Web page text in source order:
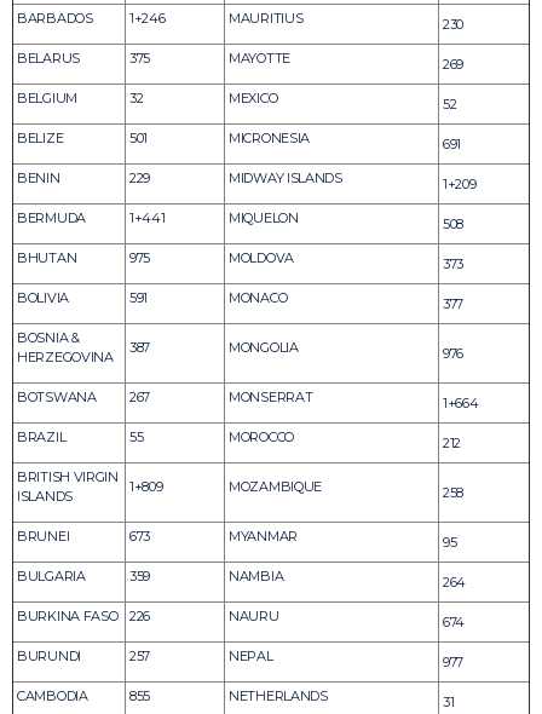
BARBADOS
1+246 MAURITIUS
230
BELARUS
375 MAYOTTE
269
BELGIUM
32 MEXICO
52
BELIZE
501 MICRONESIA
691
BENIN
229 MIDWAY ISLANDS
1+209
BERMUDA
1+441 MIQUELON
508
BHUTAN
975 MOLDOVA
373
BOLIVIA
591 MONACO
377
BOSNIA &
HERZEGOVINA
387 MONGOLIA 976
BOTSWANA 267 MONSERRAT
1+664
BRAZIL
55 MOROCCO
212
BRITISH VIRGIN
ISLANDS
1+809 MOZAMBIQUE 258
BRUNEI 673 MYANMAR
95
BULGARIA
359 NAMBIA
264
BURKINA FASO
226 NAURU
674
BURUNDI
257 NEPAL
977
CAMBODIA
855 NETHERLANDS
31